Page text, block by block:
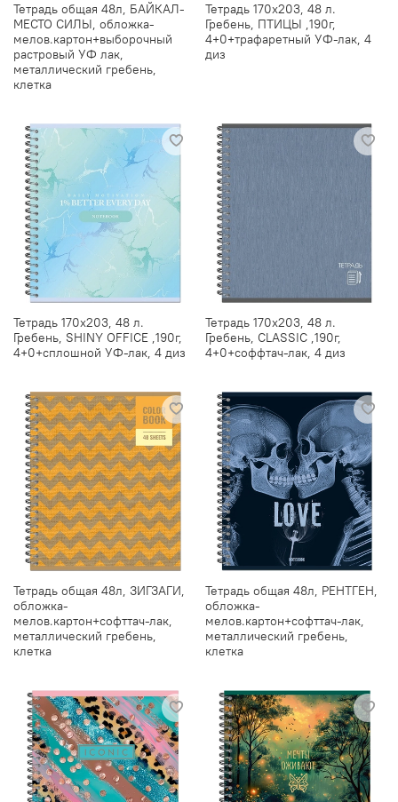
Тетрадь общая 48л, БАЙКАЛ-
МЕСТО СИЛЫ, обложка-
мелов.картон+выборочный
растровый УФ лак,
металлический гребень,
клетка
Тетрадь 170х203, 48 л.
Гребень, ПТИЦЫ ,190г,
4+0+трафаретный УФ-лак, 4
диз
Тетрадь 170х203, 48 л.
Гребень, SHINY OFFICE ,190г,
4+0+сплошной УФ-лак, 4 диз
Тетрадь 170х203, 48 л.
Гребень, CLASSIC ,190г,
4+0+соффтач-лак, 4 диз
Тетрадь общая 48л, ЗИГЗАГИ,
обложка-
мелов.картон+софттач-лак,
металлический гребень,
клетка
Тетрадь общая 48л, РЕНТГЕН,
обложка-
мелов.картон+софттач-лак,
металлический гребень,
клетка